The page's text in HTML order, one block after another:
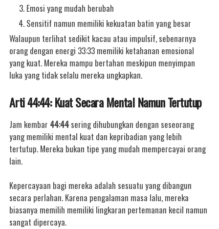
Emosi yang mudah berubah
Sensitif namun memiliki kekuatan batin yang besar
Walaupun terlihat sedikit kacau atau impulsif, sebenarnya
orang dengan energi 33:33 memiliki ketahanan emosional
yang kuat. Mereka mampu bertahan meskipun menyimpan
luka yang tidak selalu mereka ungkapkan.
Arti 44:44: Kuat Secara Mental Namun Tertutup
Jam kembar 44:44sering dihubungkan dengan seseorang
yang memiliki mental kuat dan kepribadian yang lebih
tertutup. Mereka bukan tipe yang mudah mempercayai orang
lain.
Kepercayaan bagi mereka adalah sesuatu yang dibangun
secara perlahan. Karena pengalaman masa lalu, mereka
biasanya memilih memiliki lingkaran pertemanan kecil namun
sangat dipercaya.